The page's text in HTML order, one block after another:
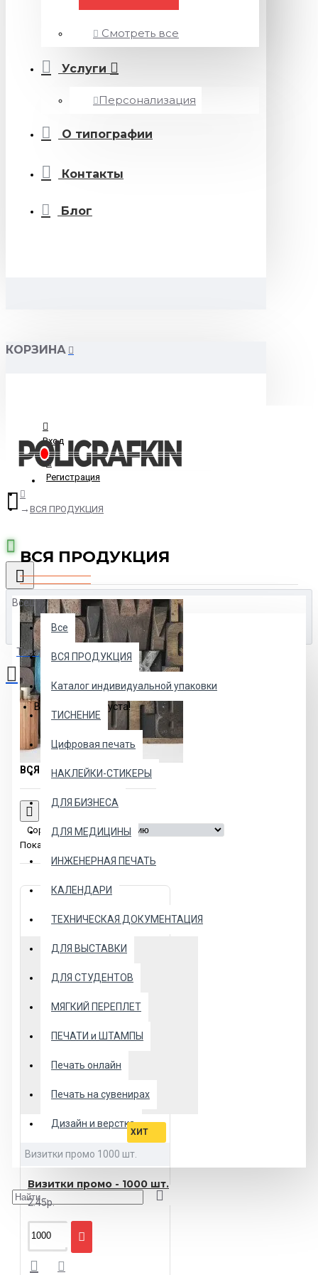
Смотреть все
Услуги
Персонализация
О типографии
Контакты
Блог
КОРЗИНА
Вход
Регистрация
Все
Все
ВСЯ ПРОДУКЦИЯ
Каталог индивидуальной упаковки
ТИСНЕНИЕ
Цифровая печать
НАКЛЕЙКИ-СТИКЕРЫ
ДЛЯ БИЗНЕСА
ДЛЯ МЕДИЦИНЫ
ИНЖЕНЕРНАЯ ПЕЧАТЬ
КАЛЕНДАРИ
ТЕХНИЧЕСКАЯ ДОКУМЕНТАЦИЯ
ДЛЯ ВЫСТАВКИ
ДЛЯ СТУДЕНТОВ
МЯГКИЙ ПЕРЕПЛЕТ
ПЕЧАТИ и ШТАМПЫ
Печать онлайн
Печать на сувенирах
Дизайн и верстка
Переплет
Товаров: 0 (0.00р.)
Ваша корзина пуста!
ВСЯ ПРОДУКЦИЯ
ВСЯ ПРОДУКЦИЯ
ВСЯ ПРОДУКЦИЯ
Сортировка:
Показать:
ХИТ
Визитки промо 1000 шт.
Визитки промо - 1000 шт.
2.45р.